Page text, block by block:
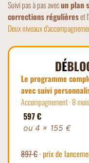
Suivi pas à pas avecun plan
corrections régulièreset
Deux niveaux
DÉ
Le programme
avec suivi
Accompagnement · 8 mois
597 €
ou 4 × 155 €
897 €· prix de